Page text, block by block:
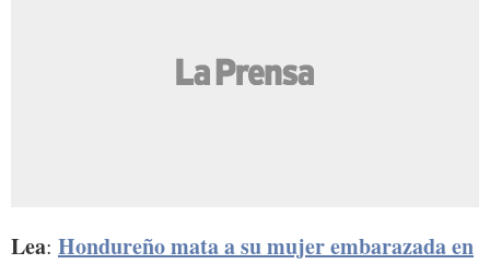
Lea: Hondureño mata a su mujer embarazada en